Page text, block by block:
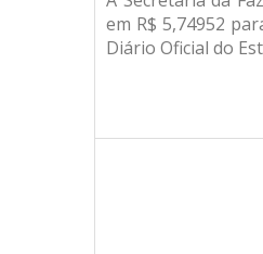
em R$ 5,74952
Diário Oficial do